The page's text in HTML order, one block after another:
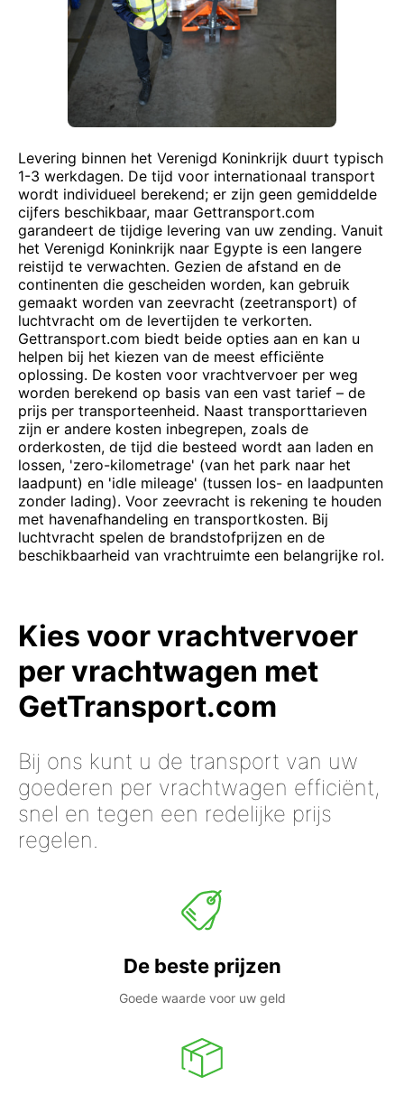
Levering binnen het Verenigd Koninkrijk duurt typisch
1-3 werkdagen. De tijd voor internationaal transport
wordt individueel berekend; er zijn geen gemiddelde
cijfers beschikbaar, maar Gettransport.com
garandeert de tijdige levering van uw zending. Vanuit
het Verenigd Koninkrijk naar Egypte is een langere
reistijd te verwachten. Gezien de afstand en de
continenten die gescheiden worden, kan gebruik
gemaakt worden van zeevracht (zeetransport) of
luchtvracht om de levertijden te verkorten.
Gettransport.com biedt beide opties aan en kan u
helpen bij het kiezen van de meest efficiënte
oplossing. De kosten voor vrachtvervoer per weg
worden berekend op basis van een vast tarief – de
prijs per transporteenheid. Naast transporttarieven
zijn er andere kosten inbegrepen, zoals de
orderkosten, de tijd die besteed wordt aan laden en
lossen, 'zero-kilometrage' (van het park naar het
laadpunt) en 'idle mileage' (tussen los- en laadpunten
zonder lading). Voor zeevracht is rekening te houden
met havenafhandeling en transportkosten. Bij
luchtvracht spelen de brandstofprijzen en de
beschikbaarheid van vrachtruimte een belangrijke rol.
Kies voor vrachtvervoer
per vrachtwagen met
GetTransport.com
Bij ons kunt u de transport van uw
goederen per vrachtwagen efficiënt,
snel en tegen een redelijke prijs
regelen.
De beste prijzen
Goede waarde voor uw geld